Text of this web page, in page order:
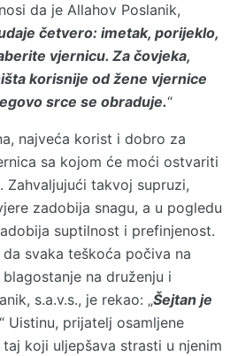
da je Allahov Poslanik,
četvero: imetak, porijeklo,
vjernicu. Za čovjeka,
korisnije od žene vjernice
srce se obraduje.“
najveća korist i dobro za
sa kojom će moći ostvariti
takvoj supruzi,
zadobija snagu, a u pogledu
suptilnost i prefinjenost.
svaka teškoća počiva na
na druženju i
s.a.v.s., je rekao: „Šejtan je
“ Uistinu, prijatelj osamljene
koji uljepšava strasti u njenim